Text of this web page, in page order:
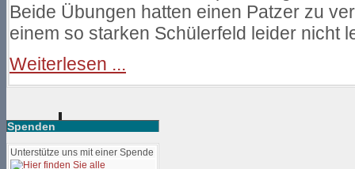
Beide Übungen hatten einen Patzer zu
einem so starken Schülerfeld leider nicht
Weiterlesen ...
Spenden
Unterstütze uns mit einer Spende